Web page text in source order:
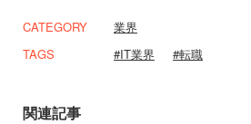
CATEGORY
業界
TAGS
IT業界 転職
関連記事